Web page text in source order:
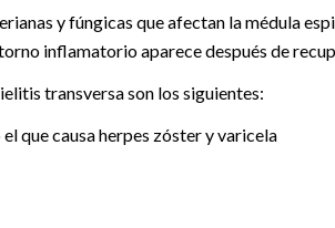
y fúngicas que afectan la médula
inflamatorio aparece después de
transversa son los siguientes:
que causa herpes zóster y varicela